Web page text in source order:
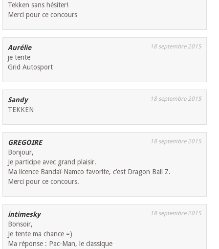
Tekken sans hésiter!
Merci pour ce concours
Aurélie 18 septembre 2015
je tente
Grid Autosport
Sandy 18 septembre 2015
TEKKEN
GREGOIRE 18 septembre 2015
Bonjour,
Je participe avec grand plaisir.
Ma licence Bandaï-Namco favorite, c’est Dragon Ball Z.
Merci pour ce concours.
intimesky 18 septembre 2015
Bonsoir,
Je tente ma chance =)
Ma réponse : Pac-Man, le classique